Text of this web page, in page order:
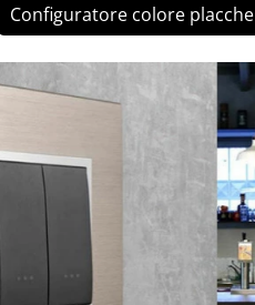
Configuratore colore placche